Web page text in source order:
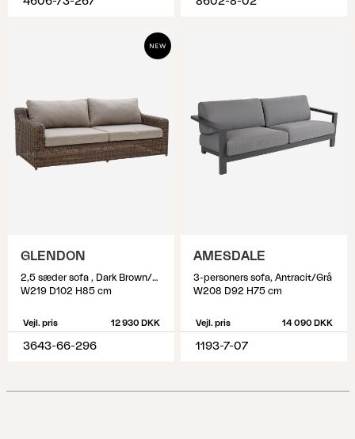
GLENDON
2,5 sæder sofa , Dark Brown/Soft Moose
W219 D102 H85 cm
Vejl. pris 12 930 DKK
3643-66-296
AMESDALE
3-personers sofa, Antracit/Grå
W208 D92 H75 cm
Vejl. pris 14 090 DKK
1193-7-07